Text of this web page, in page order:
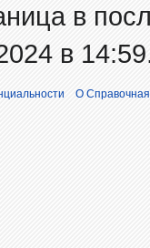
в
в
О Справочная